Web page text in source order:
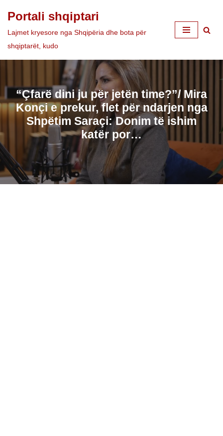
Skip
to
Portali shqiptari
Lajmet kryesore nga Shqipëria dhe bota për
shqiptarët, kudo
“Çfarë dini ju për jetën time?”/ Mira
Konçi e prekur, flet për ndarjen nga
Shpëtim Saraçi: Donim të ishim
katër por…